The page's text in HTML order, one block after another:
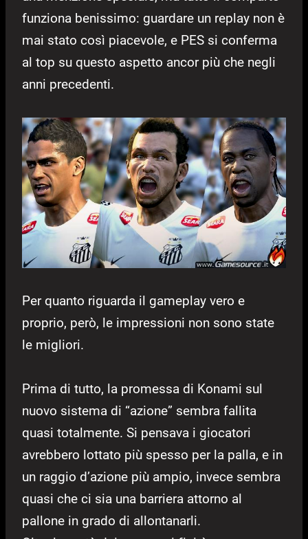
funziona benissimo: guardare un replay non è
mai stato così piacevole, e PES si conferma
al top su questo aspetto ancor più che negli
anni precedenti.
Per quanto riguarda il gameplay vero e
proprio, però, le impressioni non sono state
le migliori.
Prima di tutto, la promessa di Konami sul
nuovo sistema di “azione” sembra fallita
quasi totalmente. Si pensava i giocatori
avrebbero lottato più spesso per la palla, e in
un raggio d’azione più ampio, invece sembra
quasi che ci sia una barriera attorno al
pallone in grado di allontanarli.